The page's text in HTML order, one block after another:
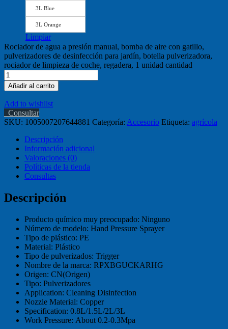
3L Blue
3L Orange
Limpiar
Rociador de agua a presión manual, bomba de aire con gatillo,
pulverizadores de desinfección para jardín, botella pulverizadora,
rociador de limpieza de coche, regadera, 1 unidad cantidad
Añadir al carrito
Add to wishlist
Consultar
SKU: 1005007207644881 Categoría: Accesorio Etiqueta: agrícola
Descripción
Información adicional
Valoraciones (0)
Políticas de la tienda
Consultas
Descripción
Producto químico muy preocupado: Ninguno
Número de modelo: Hand Pressure Sprayer
Tipo de plástico: PE
Material: Plástico
Tipo de pulverizados: Trigger
Nombre de la marca: RPXBGUCKARHG
Origen: CN(Origen)
Tipo: Pulverizadores
Application: Cleaning Disinfection
Nozzle Material: Copper
Specification: 0.8L/1.5L/2L/3L
Work Pressure: About 0.2-0.3Mpa